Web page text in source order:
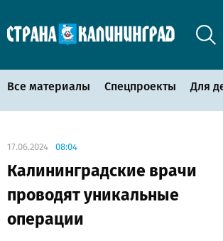
Все материалы Спецпроекты Для
17.06.2024 08:04
Калининградские врачи
проводят уникальные
операции